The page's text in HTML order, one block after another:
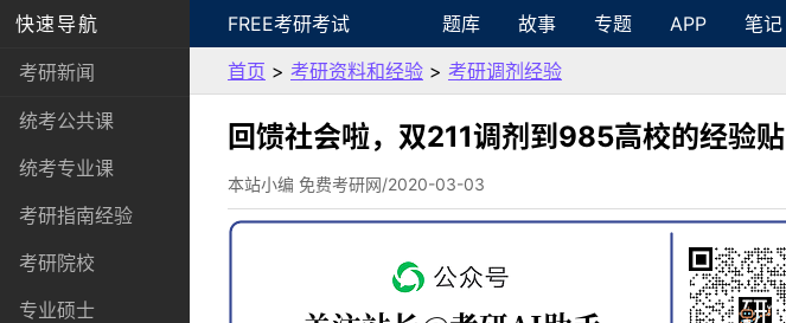
快速导航
考研新闻
统考公共课
统考专业课
考研指南经验
考研院校
专业硕士
FREE考研考试 题库 故事 专题 APP 笔记
首页 > 考研资料和经验 > 考研调剂经验
回馈社会啦，双211调剂到985高校的经验贴
本站小编 免费考研网/2020-03-03